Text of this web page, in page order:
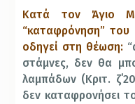
Κατά τον Άγιο
“καταφρόνηση” του
οδηγεί στη θέωση:
στάμνες, δεν θα
λαμπάδων (Κριτ.
δεν καταφρονήσει